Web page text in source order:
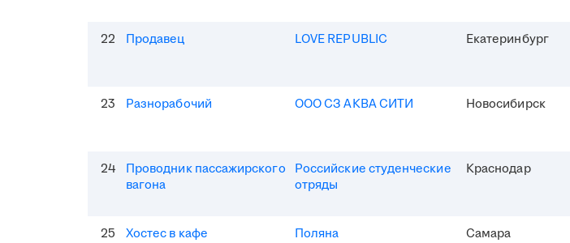
22 Продавец LOVE REPUBLIC Екатеринбург
23 Разнорабочий ООО СЗ АКВА СИТИ Новосибирск
24
Проводник пассажирского
вагона
Российские студенческие
отряды
Краснодар
25 Хостес в кафе Поляна Самара